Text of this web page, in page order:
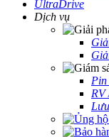
UltraDrive
Dịch vụ
Pin
RV